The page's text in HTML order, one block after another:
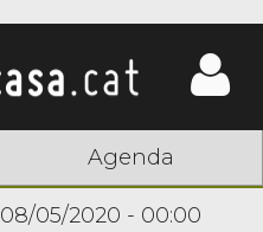
Agenda
08/05/2020 - 00:00